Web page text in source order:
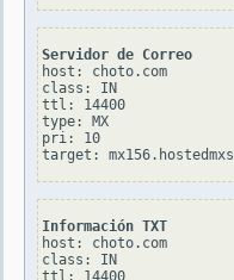
Servidor de Correo
host: choto.com
class: IN
ttl: 14400
type: MX
pri: 10
Información TXT
host: choto.com
class: IN